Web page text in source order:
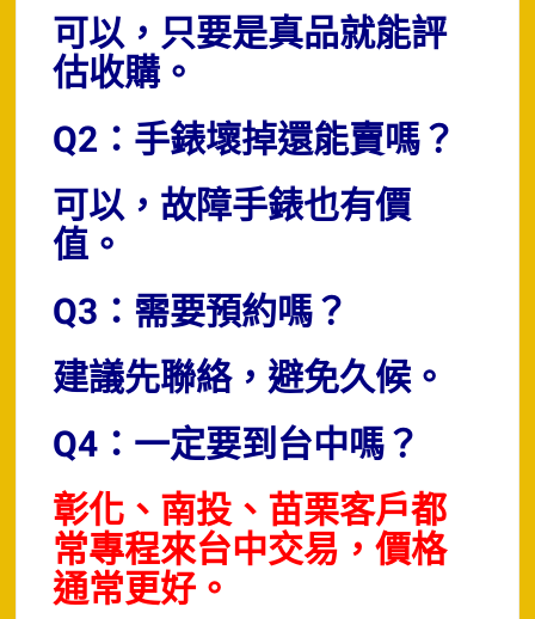
可以，只要是真品就能評
估收購。
Q2：手錶壞掉還能賣嗎？
可以，故障手錶也有價
值。
Q3：需要預約嗎？
建議先聯絡，避免久候。
Q4：一定要到台中嗎？
彰化、南投、苗栗客戶都
常專程來台中交易，價格
通常更好。